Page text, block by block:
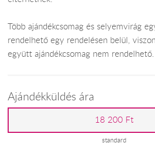
Több ajándékcsomag és selyemvirág
rendelhető egy rendelésen belül,
együtt ajándékcsomag nem rendelhető.
Ajándékküldés ára
18 200 Ft
standard